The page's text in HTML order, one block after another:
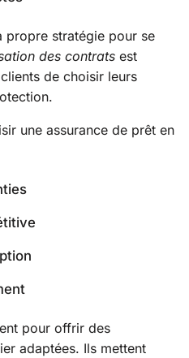
propre stratégie pour se
des contrats est
de choisir leurs
une assurance de prêt en
pour offrir des
adaptées. Ils mettent